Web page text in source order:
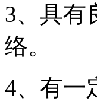
3、具有
络。
4、有一